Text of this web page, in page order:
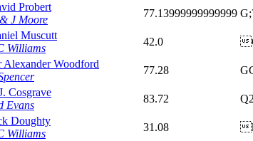
Probert
J Moore
77.13999999999999
Muscutt
Williams
42.0
Alexander Woodford
77.28
Cosgrave
Evans
83.72
Doughty
Williams
31.08